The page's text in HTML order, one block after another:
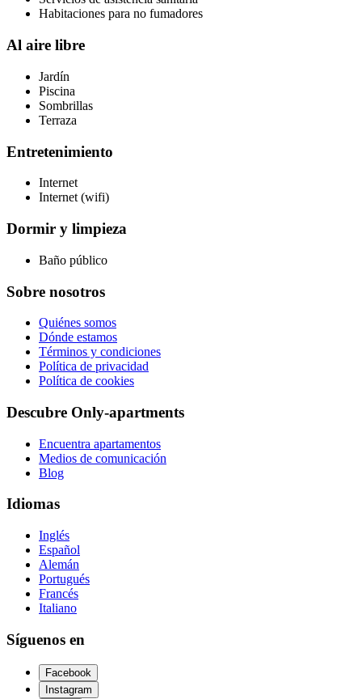
Habitaciones para no fumadores
Al aire libre
Jardín
Piscina
Sombrillas
Terraza
Entretenimiento
Internet
Internet (wifi)
Dormir y limpieza
Baño público
Sobre nosotros
Quiénes somos
Dónde estamos
Términos y condiciones
Política de privacidad
Política de cookies
Descubre Only-apartments
Encuentra apartamentos
Medios de comunicación
Blog
Idiomas
Inglés
Español
Alemán
Portugués
Francés
Italiano
Síguenos en
Facebook
Instagram